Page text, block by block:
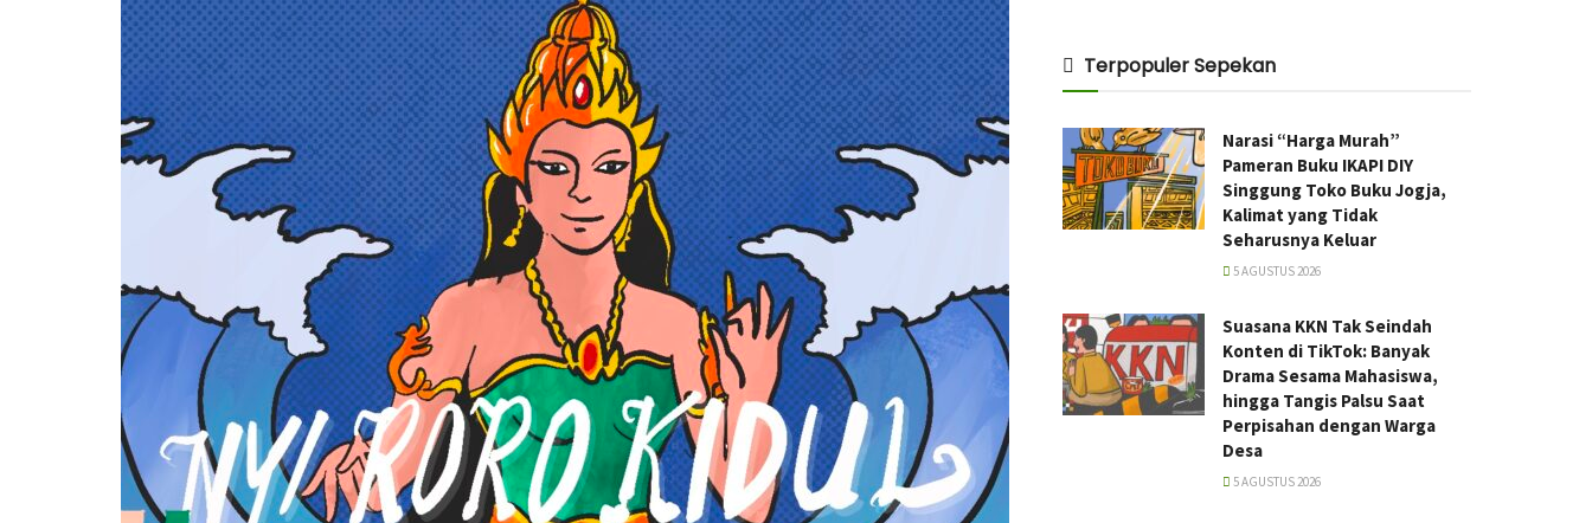
Terpopuler Sepekan
Narasi “Harga Murah”
Pameran Buku IKAPI DIY
Singgung Toko Buku Jogja,
Kalimat yang Tidak
Seharusnya Keluar
5 AGUSTUS 2026
Suasana KKN Tak Seindah
Konten di TikTok: Banyak
Drama Sesama Mahasiswa,
hingga Tangis Palsu Saat
Perpisahan dengan Warga
Desa
5 AGUSTUS 2026